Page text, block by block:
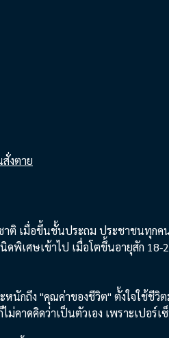
าติ เมื่อขึ้นชั้นประถม ประชาชนทุกค
พิเศษเข้าไป เมื่อโตขึ้นอายุสัก
นักถึง "คุณค่าของชีวิต" ตั้งใจใช้ชีวิ
คาดคิดว่าเป็นตัวเอง เพราะเปอร์